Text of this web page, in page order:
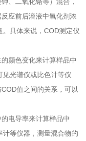
应前后溶液中氧化剂浓
具体来说，COD测定仪
颜色变化来计算样品中
光谱仪或比色计等仪
值之间的关系，可以
电导率来计算样品中
等仪器，测量混合物的